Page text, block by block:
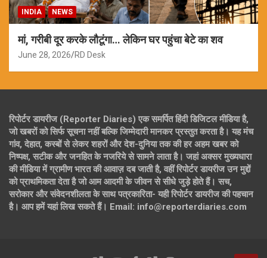
INDIA NEWS
मां, गरीबी दूर करके लौटूंगा… लेकिन घर पहुंचा बेटे का शव
June 28, 2026 RD Desk
रिपोर्टर डायरीज (Reporter Diaries) एक समर्पित हिंदी डिजिटल मीडिया है,
जो खबरों को सिर्फ सूचना नहीं बल्कि जिम्मेदारी मानकर प्रस्तुत करता है। यह मंच
गांव, देहात, कस्बों से लेकर शहरों और देश-दुनिया तक की हर अहम खबर को
निष्पक्ष, सटीक और जनहित के नजरिये से सामने लाता है। जहां अक्सर मुख्यधारा
की मीडिया में ग्रामीण भारत की आवाज़ दब जाती है, वहीं रिपोर्टर डायरीज उन मुद्दों
को प्राथमिकता देता है जो आम आदमी के जीवन से सीधे जुड़े होते हैं। सच,
सरोकार और संवेदनशीलता के साथ पत्रकारिता- यही रिपोर्टर डायरीज की पहचान
है। आप हमें यहां लिख सकते हैं। Email: info@reporterdiaries.com